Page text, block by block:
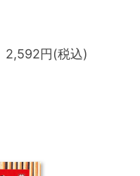
2,592円(税込)